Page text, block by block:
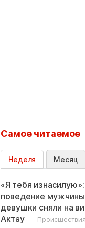
Самое читаемое
Неделя Месяц
«Я тебя
поведение
девушки сняли на
Актау
Происшествия